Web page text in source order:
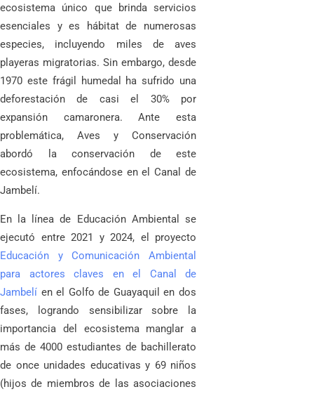
ecosistema único que brinda servicios
esenciales y es hábitat de numerosas
especies, incluyendo miles de aves
playeras migratorias. Sin embargo, desde
1970 este frágil humedal ha sufrido una
deforestación de casi el 30% por
expansión camaronera. Ante esta
problemática, Aves y Conservación
abordó la conservación de este
ecosistema, enfocándose en el Canal de
Jambelí.
En la línea de Educación Ambiental se
ejecutó entre 2021 y 2024, el proyecto
Educación y Comunicación Ambiental
para actores claves en el Canal de
Jambelí en el Golfo de Guayaquil en dos
fases, logrando sensibilizar sobre la
importancia del ecosistema manglar a
más de 4000 estudiantes de bachillerato
de once unidades educativas y 69 niños
(hijos de miembros de las asociaciones